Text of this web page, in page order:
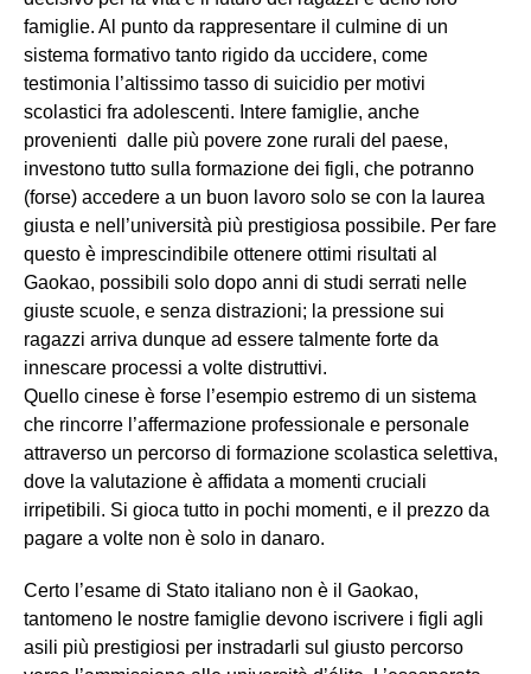
famiglie. Al punto da rappresentare il culmine di un
sistema formativo tanto rigido da uccidere, come
testimonia l’altissimo tasso di suicidio per motivi
scolastici fra adolescenti. Intere famiglie, anche
provenienti dalle più povere zone rurali del paese,
investono tutto sulla formazione dei figli, che potranno
(forse) accedere a un buon lavoro solo se con la laurea
giusta e nell’università più prestigiosa possibile. Per fare
questo è imprescindibile ottenere ottimi risultati al
Gaokao, possibili solo dopo anni di studi serrati nelle
giuste scuole, e senza distrazioni; la pressione sui
ragazzi arriva dunque ad essere talmente forte da
innescare processi a volte distruttivi.
Quello cinese è forse l’esempio estremo di un sistema
che rincorre l’affermazione professionale e personale
attraverso un percorso di formazione scolastica selettiva,
dove la valutazione è affidata a momenti cruciali
irripetibili. Si gioca tutto in pochi momenti, e il prezzo da
pagare a volte non è solo in danaro.
Certo l’esame di Stato italiano non è il Gaokao,
tantomeno le nostre famiglie devono iscrivere i figli agli
asili più prestigiosi per instradarli sul giusto percorso